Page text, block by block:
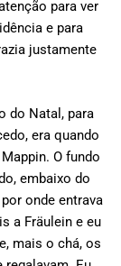
para ver
e para
justamente
do Natal, para
era quando
O fundo
embaixo do
onde entrava
a Fräulein e eu
mais o chá, os